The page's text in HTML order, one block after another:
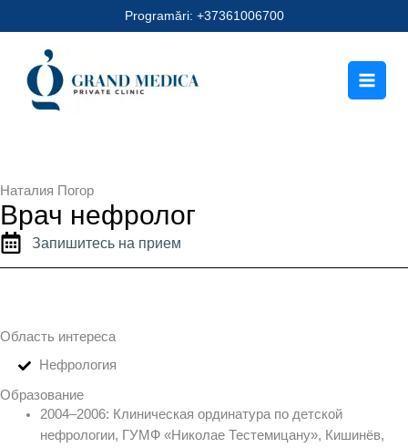
к
содержимому
Programări: +37361006700
Наталия Погор
Врач нефролог
Запишитесь на прием
Область интереса
Нефрология
Образование
2004–2006: Клиническая ординатура по детской
нефрологии, ГУМФ «Николае Тестемицану», Кишинёв,